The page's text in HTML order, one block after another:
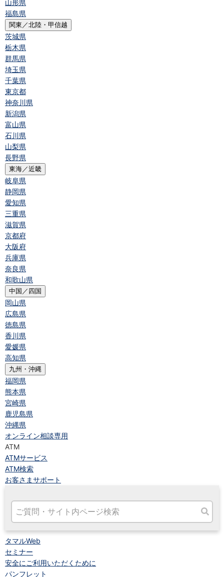
山形県
福島県
関東／北陸・甲信越
茨城県
栃木県
群馬県
埼玉県
千葉県
東京都
神奈川県
新潟県
富山県
石川県
山梨県
長野県
東海／近畿
岐阜県
静岡県
愛知県
三重県
滋賀県
京都府
大阪府
兵庫県
奈良県
和歌山県
中国／四国
岡山県
広島県
徳島県
香川県
愛媛県
高知県
九州・沖縄
福岡県
熊本県
宮崎県
鹿児島県
沖縄県
オンライン相談専用
ATM
ATMサービス
ATM検索
お客さまサポート
タマルWeb
セミナー
安全にご利用いただくために
パンフレット